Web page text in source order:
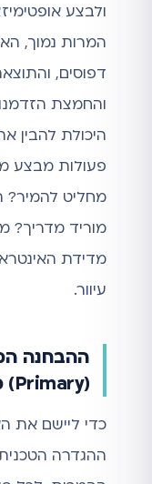
ולבצע
המרות נמוך,
דפוסים,
והחמצת
היכולת להבין
פעולות מבצע
מחליט להמיר?
מוריד
מדידת
עיוור.
ההבחנה
(Primary) מול משנית (Secondary)
כדי ליישם את
ההגדרה